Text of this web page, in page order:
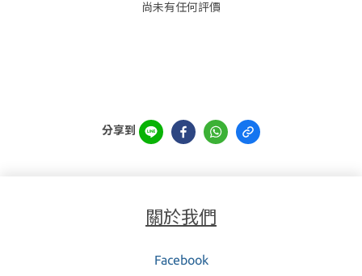
尚未有任何評價
分享到
關於我們
Facebook